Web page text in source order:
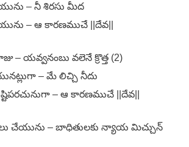
– నీ శిరసు మీద
– ఆ కారణముచే ||దేవ||
– యవ్వనంబు వలెనే క్రొత్త (2)
– మే లిచ్చి నీదు
– ఆ కారణముచే ||దేవ||
చేయును – బాధితులకు న్యాయ మిచ్చున్